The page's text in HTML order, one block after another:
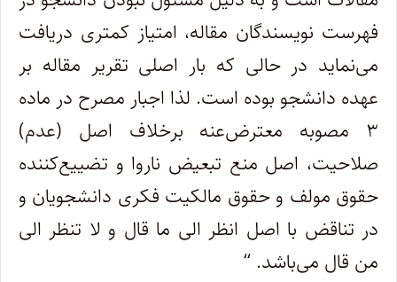
فهرست نویسندگان مقاله، امتیاز کمتری دریافت
می‌نماید در حالی که بار اصلی تقریر مقاله بر
عهده دانشجو بوده است. لذا اجبار مصرح در ماده
۳ مصوبه معترض‌عنه برخلاف اصل (عدم)
صلاحیت، اصل منع تبعیض ناروا و تضییع‌کننده
حقوق مولف و حقوق مالکیت فکری دانشجویان و
در تناقض با اصل انظر الی ما قال و لا تنظر الی
من قال می‌باشد. “